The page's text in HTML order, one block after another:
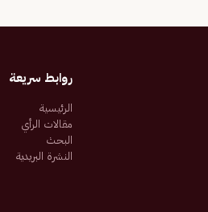
روابط سريعة
الرئيسية
مقالات الرأي
البحث
النشرة البريدية